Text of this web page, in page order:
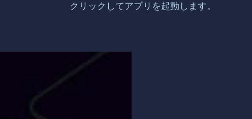
クリックしてアプリを起動します。